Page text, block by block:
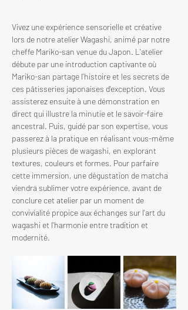
Vivez une expérience sensorielle et créative
lors de notre atelier Wagashi, animé par notre
cheffe Mariko-san venue du Japon. L'atelier
débute par une introduction captivante où
Mariko-san partage l'histoire et les secrets de
ces pâtisseries japonaises d'exception. Vous
assisterez ensuite à une démonstration en
direct qui illustre la minutie et le savoir-faire
ancestral. Puis, guidé par son expertise, vous
passerez à la pratique en réalisant vous-même
plusieurs pièces de wagashi, en explorant
textures, couleurs et formes. Pour parfaire
cette immersion, une dégustation de matcha
viendra sublimer votre expérience, avant de
conclure cet atelier par un moment de
convivialité propice aux échanges sur l'art du
wagashi et l'harmonie entre tradition et
modernité.